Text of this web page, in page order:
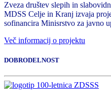
Zveza društev slepih in
MDSS Celje in Kranj izvaja
sofinancira Minisrstvo za javno
Več informacij o projektu
DOBRODELNOST